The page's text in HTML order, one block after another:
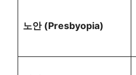
노안 (Presbyopia)